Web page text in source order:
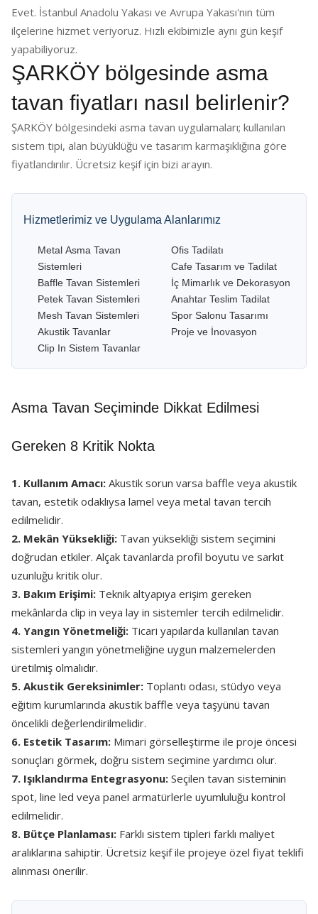
Evet. İstanbul Anadolu Yakası ve Avrupa Yakası'nın tüm
ilçelerine hizmet veriyoruz. Hızlı ekibimizle aynı gün keşif
yapabiliyoruz.
ŞARKÖY bölgesinde asma
tavan fiyatları nasıl belirlenir?
ŞARKÖY bölgesindeki asma tavan uygulamaları; kullanılan
sistem tipi, alan büyüklüğü ve tasarım karmaşıklığına göre
fiyatlandırılır. Ücretsiz keşif için bizi arayın.
Hizmetlerimiz ve Uygulama Alanlarımız
Metal Asma Tavan
Sistemleri
Baffle Tavan Sistemleri
Petek Tavan Sistemleri
Mesh Tavan Sistemleri
Akustik Tavanlar
Clip In Sistem Tavanlar
Ofis Tadilatı
Cafe Tasarım ve Tadilat
İç Mimarlık ve Dekorasyon
Anahtar Teslim Tadilat
Spor Salonu Tasarımı
Proje ve İnovasyon
Asma Tavan Seçiminde Dikkat Edilmesi
Gereken 8 Kritik Nokta
1. Kullanım Amacı: Akustik sorun varsa baffle veya akustik
tavan, estetik odaklıysa lamel veya metal tavan tercih
edilmelidir.
2. Mekân Yüksekliği: Tavan yüksekliği sistem seçimini
doğrudan etkiler. Alçak tavanlarda profil boyutu ve sarkıt
uzunluğu kritik olur.
3. Bakım Erişimi: Teknik altyapıya erişim gereken
mekânlarda clip in veya lay in sistemler tercih edilmelidir.
4. Yangın Yönetmeliği: Ticari yapılarda kullanılan tavan
sistemleri yangın yönetmeliğine uygun malzemelerden
üretilmiş olmalıdır.
5. Akustik Gereksinimler: Toplantı odası, stüdyo veya
eğitim kurumlarında akustik baffle veya taşyünü tavan
öncelikli değerlendirilmelidir.
6. Estetik Tasarım: Mimari görselleştirme ile proje öncesi
sonuçları görmek, doğru sistem seçimine yardımcı olur.
7. Işıklandırma Entegrasyonu: Seçilen tavan sisteminin
spot, line led veya panel armatürlerle uyumluluğu kontrol
edilmelidir.
8. Bütçe Planlaması: Farklı sistem tipleri farklı maliyet
aralıklarına sahiptir. Ücretsiz keşif ile projeye özel fiyat teklifi
alınması önerilir.